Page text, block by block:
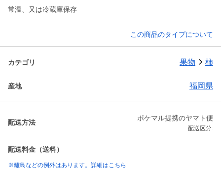
常温、又は冷蔵庫保存
この商品のタイプについて
カテゴリ 果物 柿
産地 福岡県
配送方法
ポケマル提携のヤマト便
配送区分:
配送料金（送料）
※離島などの例外はあります。詳細はこちら